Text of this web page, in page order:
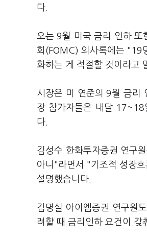
다.
오는 9월 미국 금리 인하 또
회(FOMC) 의사록에는 "19
화하는 게 적절할 것이라고
시장은 미 연준의 9월 금리
장 참가자들은 내달
다.
김성수 한화투자증권 연구
아니"라면서 "기조적 성장
설명했습니다.
김명실 아이엠증권 연구원
려할 때 금리인하 요건이 갖